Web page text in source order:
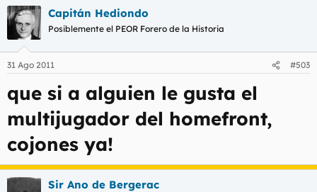
Capitán Hediondo
Posiblemente el PEOR Forero de la Historia
31 Ago 2011 #503
que si a alguien le gusta el
multijugador del homefront,
cojones ya!
Sir Ano de Bergerac